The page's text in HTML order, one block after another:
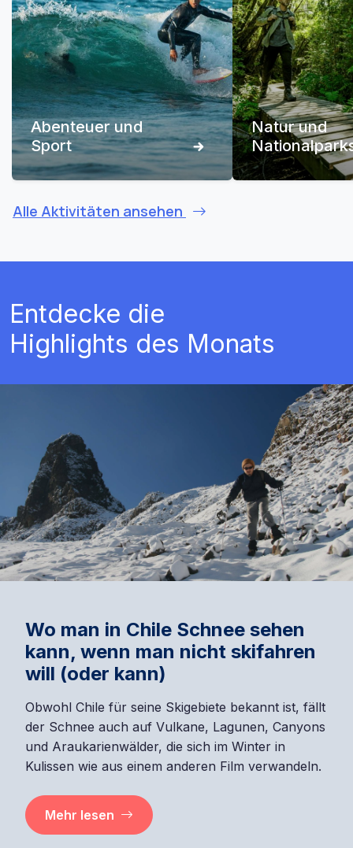
Abenteuer und
Sport
Natur und
Alle Aktivitäten ansehen
Entdecke die
Highlights des Monats
Wo man in Chile Schnee sehen
kann, wenn man nicht skifahren
will (oder kann)
Obwohl Chile für seine Skigebiete bekannt ist, fällt
der Schnee auch auf Vulkane, Lagunen, Canyons
und Araukarienwälder, die sich im Winter in
Kulissen wie aus einem anderen Film verwandeln.
Mehr lesen